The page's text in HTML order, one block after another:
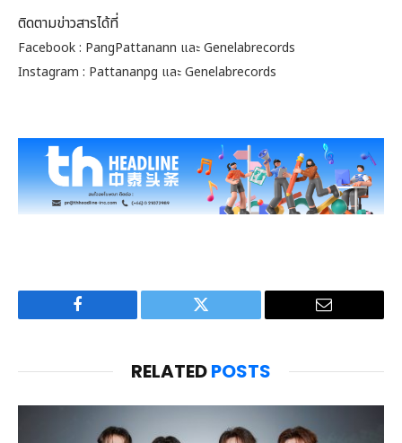
ติดตามข่าวสารได้ที่
Facebook : PangPattanann และ Genelabrecords
Instagram : Pattananpg และ Genelabrecords
Facebook Twitter Email
RELATEDPOSTS